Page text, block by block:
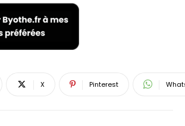
X Pinterest